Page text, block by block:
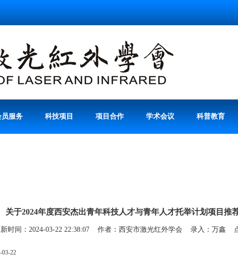
员服务 科技项目 项目合作 学术会议 科普教育
关于2024年度西安杰出青年科技人才与青年人才托举计划项目推
新时间：2024-03-22 22:38:07 作者：西安市激光红外学会 录入：万鑫
22